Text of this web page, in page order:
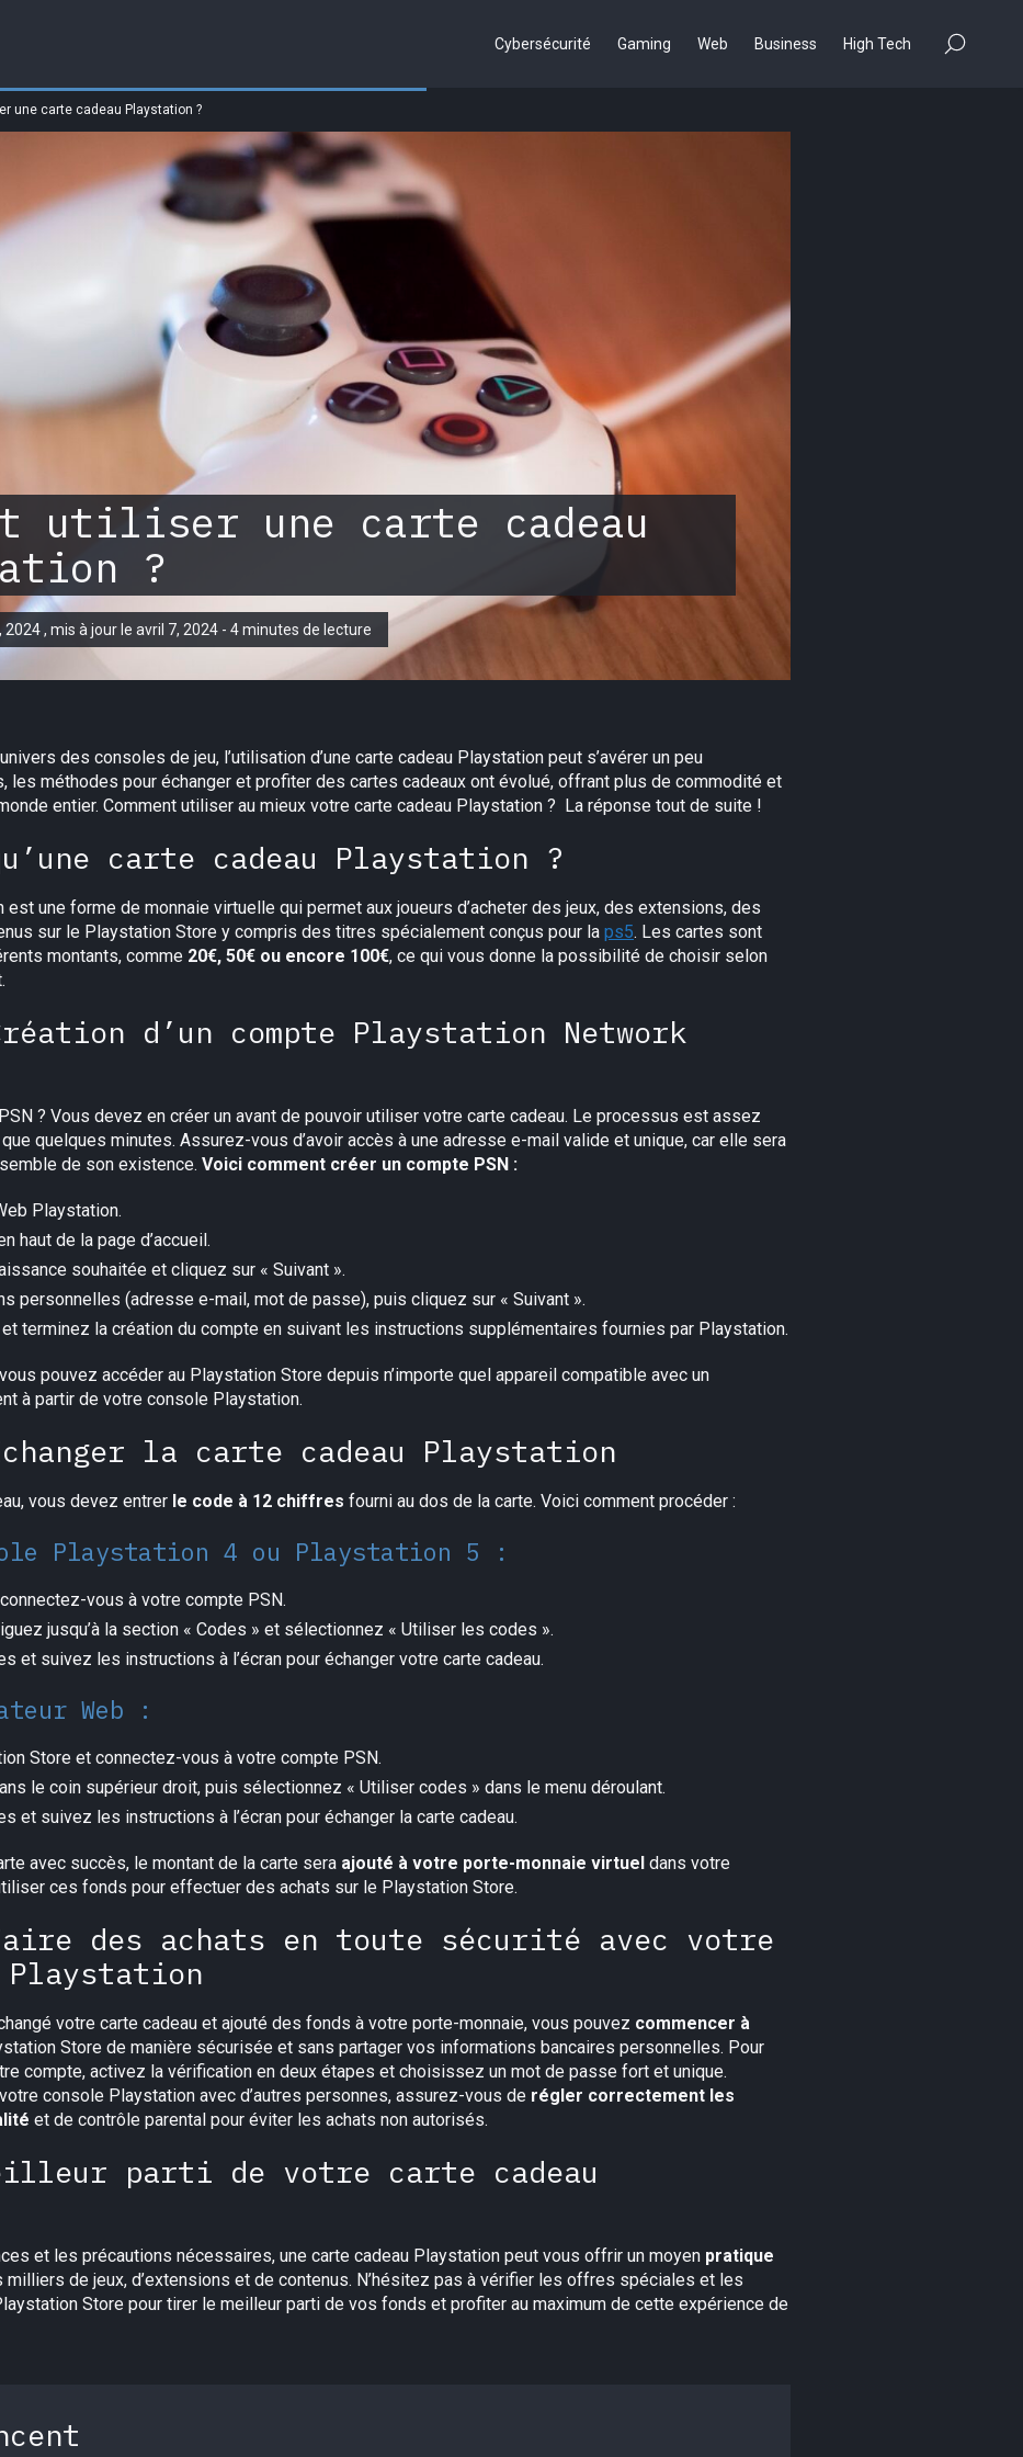
utiliser une carte cadeau
?
2024 , mis à jour le avril 7, 2024 - 4 minutes de lecture
une carte cadeau Playstation ?
des consoles de jeu, l’utilisation d’une carte cadeau Playstation peut s’avérer un peu
les méthodes pour échanger et profiter des cartes cadeaux ont évolué, offrant plus de commodité et
entier. Comment utiliser au mieux votre carte cadeau Playstation ? La réponse tout de suite !
carte cadeau Playstation ?
est une forme de monnaie virtuelle qui permet aux joueurs d’acheter des jeux, des extensions, des
sur le Playstation Store y compris des titres spécialement conçus pour la ps5. Les cartes sont
montants, comme 20€, 50€ ou encore 100€, ce qui vous donne la possibilité de choisir selon
d’un compte Playstation Network
? Vous devez en créer un avant de pouvoir utiliser votre carte cadeau. Le processus est assez
quelques minutes. Assurez-vous d’avoir accès à une adresse e-mail valide et unique, car elle sera
de son existence. Voici comment créer un compte PSN :
Playstation.
haut de la page d’accueil.
souhaitée et cliquez sur « Suivant ».
personnelles (adresse e-mail, mot de passe), puis cliquez sur « Suivant ».
terminez la création du compte en suivant les instructions supplémentaires fournies par Playstation.
pouvez accéder au Playstation Store depuis n’importe quel appareil compatible avec un
à partir de votre console Playstation.
la carte cadeau Playstation
vous devez entrer le code à 12 chiffres fourni au dos de la carte. Voici comment procéder :
Playstation 4 ou Playstation 5 :
vous à votre compte PSN.
jusqu’à la section « Codes » et sélectionnez « Utiliser les codes ».
et suivez les instructions à l’écran pour échanger votre carte cadeau.
Web :
Store et connectez-vous à votre compte PSN.
le coin supérieur droit, puis sélectionnez « Utiliser codes » dans le menu déroulant.
et suivez les instructions à l’écran pour échanger la carte cadeau.
avec succès, le montant de la carte sera ajouté à votre porte-monnaie virtuel dans votre
ces fonds pour effectuer des achats sur le Playstation Store.
des achats en toute sécurité avec votre
Playstation
votre carte cadeau et ajouté des fonds à votre porte-monnaie, vous pouvez commencer à
Store de manière sécurisée et sans partager vos informations bancaires personnelles. Pour
compte, activez la vérification en deux étapes et choisissez un mot de passe fort et unique.
console Playstation avec d’autres personnes, assurez-vous de régler correctement les
et de contrôle parental pour éviter les achats non autorisés.
parti de votre carte cadeau
et les précautions nécessaires, une carte cadeau Playstation peut vous offrir un moyen pratique
milliers de jeux, d’extensions et de contenus. N’hésitez pas à vérifier les offres spéciales et les
Store pour tirer le meilleur parti de vos fonds et profiter au maximum de cette expérience de
Cybersécurité Gaming Web Business High Tech
×